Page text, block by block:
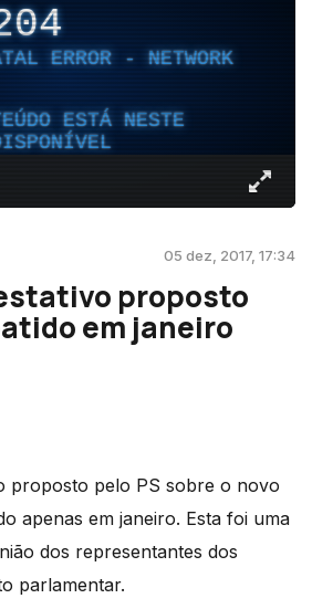
ERROR - NETWORK
ESTÁ NESTE
05 dez, 2017, 17:34
proposto
em janeiro
proposto pelo PS sobre o novo
apenas em janeiro. Esta foi uma
dos representantes dos
parlamentar.